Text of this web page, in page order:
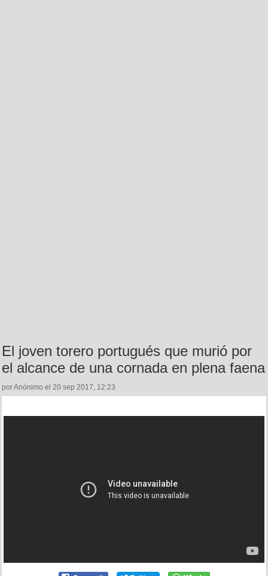
El joven torero portugués que murió por
el alcance de una cornada en plena faena
por Anónimo el 20 sep 2017, 12:23